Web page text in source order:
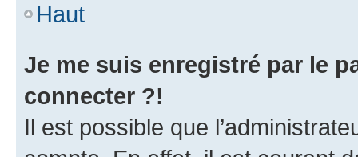
Haut
Je me suis enregistré par le
connecter ?!
Il est possible que